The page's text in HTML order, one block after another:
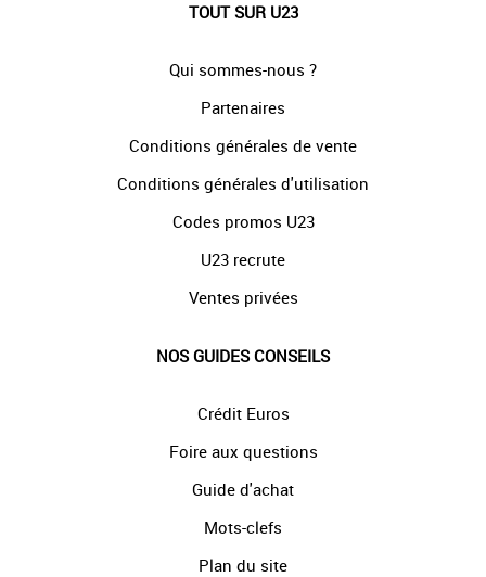
TOUT SUR U23
Qui sommes-nous ?
Partenaires
Conditions générales de vente
Conditions générales d'utilisation
Codes promos U23
U23 recrute
Ventes privées
NOS GUIDES CONSEILS
Crédit Euros
Foire aux questions
Guide d'achat
Mots-clefs
Plan du site